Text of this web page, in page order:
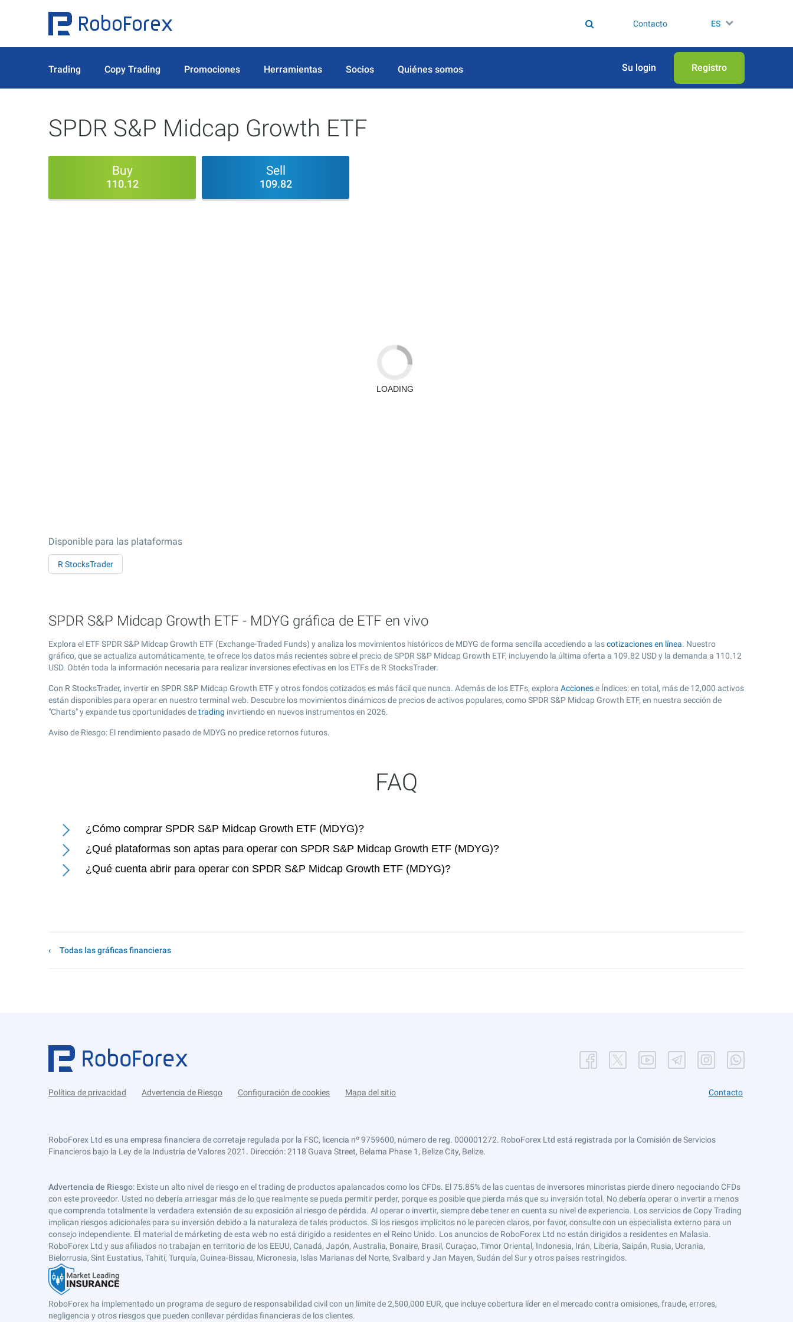
Contacto ES
Trading Copy Trading Promociones Herramientas Socios Quiénes somos Su login Registro
SPDR S&P Midcap Growth ETF
Buy
110.12
Sell
109.82
Disponible para las plataformas
R StocksTrader
SPDR S&P Midcap Growth ETF - MDYG gráfica de ETF en vivo
Explora el ETF SPDR S&P Midcap Growth ETF (Exchange-Traded Funds) y analiza los movimientos históricos de MDYG de forma sencilla accediendo a lascotizaciones en línea. Nuestro
gráfico, que se actualiza automáticamente, te ofrece los datos más recientes sobre el precio de SPDR S&P Midcap Growth ETF, incluyendo la última oferta a 109.82 USD y la demanda a 110.12
USD. Obtén toda la información necesaria para realizar inversiones efectivas en los ETFs de R StocksTrader.
Con R StocksTrader, invertir en SPDR S&P Midcap Growth ETF y otros fondos cotizados es más fácil que nunca. Además de los ETFs, explora Accionese Índices: en total, más de 12,000 activos
están disponibles para operar en nuestro terminal web. Descubre los movimientos dinámicos de precios de activos populares, como SPDR S&P Midcap Growth ETF, en nuestra sección de
"Charts" y expande tus oportunidades detrading invirtiendo en nuevos instrumentos en 2026.
Aviso de Riesgo: El rendimiento pasado de MDYG no predice retornos futuros.
FAQ
¿Cómo comprar SPDR S&P Midcap Growth ETF (MDYG)?
¿Qué plataformas son aptas para operar con SPDR S&P Midcap Growth ETF (MDYG)?
¿Qué cuenta abrir para operar con SPDR S&P Midcap Growth ETF (MDYG)?
Todas las gráficas financieras
Política de privacidad Advertencia de Riesgo Configuración de cookies Mapa del sitio Contacto
RoboForex Ltd es una empresa financiera de corretaje regulada por la FSC, licencia nº 9759600, número de reg. 000001272. RoboForex Ltd está registrada por la Comisión de Servicios
Financieros bajo la Ley de la Industria de Valores 2021. Dirección: 2118 Guava Street, Belama Phase 1, Belize City, Belize.
Advertencia de Riesgo: Existe un alto nivel de riesgo en el trading de productos apalancados como los CFDs. El 75.85% de las cuentas de inversores minoristas pierde dinero negociando CFDs
con este proveedor. Usted no debería arriesgar más de lo que realmente se pueda permitir perder, porque es posible que pierda más que su inversión total. No debería operar o invertir a menos
que comprenda totalmente la verdadera extensión de su exposición al riesgo de pérdida. Al operar o invertir, siempre debe tener en cuenta su nivel de experiencia. Los servicios de Copy Trading
implican riesgos adicionales para su inversión debido a la naturaleza de tales productos. Si los riesgos implícitos no le parecen claros, por favor, consulte con un especialista externo para un
consejo independiente. El material de márketing de esta web no está dirigido a residentes en el Reino Unido. Los anuncios de RoboForex Ltd no están dirigidos a residentes en Malasia.
RoboForex Ltd y sus afiliados no trabajan en territorio de los EEUU, Canadá, Japón, Australia, Bonaire, Brasil, Curaçao, Timor Oriental, Indonesia, Irán, Liberia, Saipán, Rusia, Ucrania,
Bielorrusia, Sint Eustatius, Tahití, Turquía, Guinea-Bissau, Micronesia, Islas Marianas del Norte, Svalbard y Jan Mayen, Sudán del Sur y otros países restringidos.
RoboForex ha implementado un programa de seguro de responsabilidad civil con un límite de 2,500,000 EUR, que incluye cobertura líder en el mercado contra omisiones, fraude, errores,
negligencia y otros riesgos que pueden conllevar pérdidas financieras de los clientes.